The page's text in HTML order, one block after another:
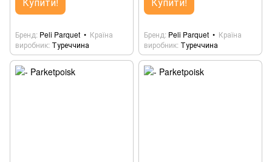
Бренд Peli Parquet
Країна
виробник Туреччина
Бренд Peli Parquet
Країна
виробник Туреччина